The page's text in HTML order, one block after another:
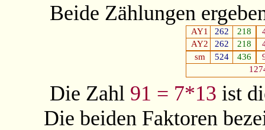
Beide Zählungen
AY1 262 218
AY2
262 218
sm
524 436
Die Zahl 91 = 7*13 ist
Die beiden Faktoren